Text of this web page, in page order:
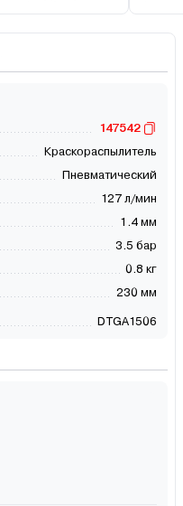
147542
Краскораспылитель
Пневматический
127 л/мин
1.4 мм
3.5 бар
0.8 кг
230 мм
DTGA1506